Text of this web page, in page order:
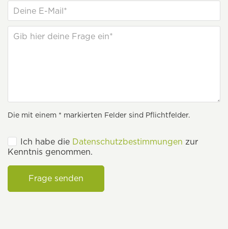
Die mit einem * markierten Felder sind Pflichtfelder.
Ich habe die Datenschutzbestimmungen zur
Kenntnis genommen.
Frage senden